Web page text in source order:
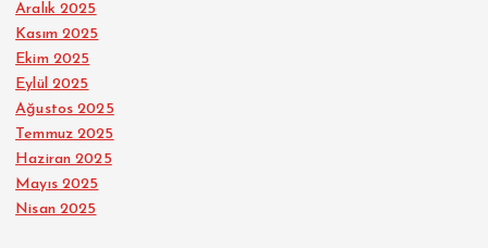
Aralık 2025
Kasım 2025
Ekim 2025
Eylül 2025
Ağustos 2025
Temmuz 2025
Haziran 2025
Mayıs 2025
Nisan 2025